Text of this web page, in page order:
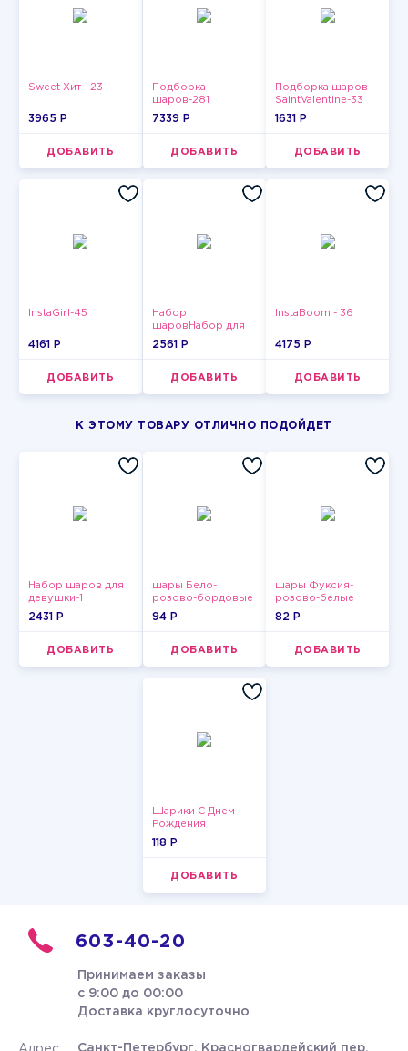
Sweet Хит - 23
3965 P
ДОБАВИТЬ
Подборка
шаров-281
7339 P
ДОБАВИТЬ
Подборка шаров
SaintValentine-33
1631 P
ДОБАВИТЬ
InstaGirl-45
4161 P
ДОБАВИТЬ
Набор
шаровНабор для
мужчин-12
2561 P
ДОБАВИТЬ
InstaBoom - 36
4175 P
ДОБАВИТЬ
К ЭТОМУ ТОВАРУ ОТЛИЧНО ПОДОЙДЕТ
Набор шаров для
девушки-1
2431 P
ДОБАВИТЬ
шары Бело-
розово-бордовые
металлик
94 P
ДОБАВИТЬ
шары Фуксия-
розово-белые
пастельные
82 P
ДОБАВИТЬ
Шарики С Днем
Рождения
118 P
ДОБАВИТЬ
603-40-20
Принимаем заказы
с 9:00 до 00:00
Доставка круглосуточно
Санкт-Петербург, Красногвардейский пер.